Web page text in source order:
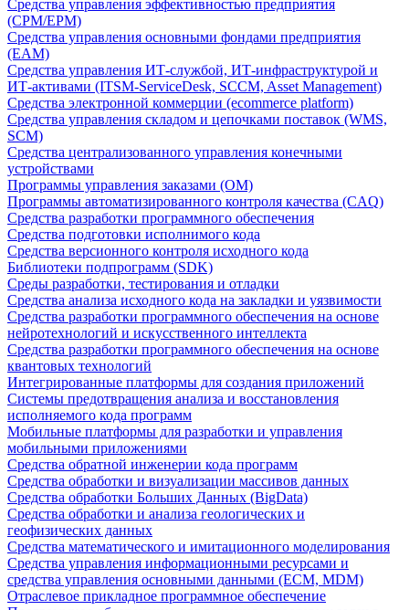
Средства управления эффективностью предприятия
(CPM/EPM)
Средства управления основными фондами предприятия
(EAM)
Средства управления ИТ-службой, ИТ-инфраструктурой и
ИТ-активами (ITSM-ServiceDesk, SCCM, Asset Management)
Средства электронной коммерции (ecommerce platform)
Средства управления складом и цепочками поставок (WMS,
SCM)
Средства централизованного управления конечными
устройствами
Программы управления заказами (OM)
Программы автоматизированного контроля качества (CAQ)
Средства разработки программного обеспечения
Средства подготовки исполнимого кода
Средства версионного контроля исходного кода
Библиотеки подпрограмм (SDK)
Среды разработки, тестирования и отладки
Средства анализа исходного кода на закладки и уязвимости
Средства разработки программного обеспечения на основе
нейротехнологий и искусственного интеллекта
Средства разработки программного обеспечения на основе
квантовых технологий
Интегрированные платформы для создания приложений
Системы предотвращения анализа и восстановления
исполняемого кода программ
Мобильные платформы для разработки и управления
мобильными приложениями
Средства обратной инженерии кода программ
Средства обработки и визуализации массивов данных
Средства обработки Больших Данных (BigData)
Средства обработки и анализа геологических и
геофизических данных
Средства математического и имитационного моделирования
Средства управления информационными ресурсами и
средства управления основными данными (ECM, MDM)
Отраслевое прикладное программное обеспечение